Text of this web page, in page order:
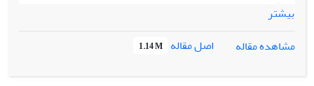
پنتاگرافن می­باشد. ،در ابتدا، با هدف اعتبارسنجی نتایج این
تحقیق ، خواص ساختاری و الکترونی پنتا گرافن در حالت بهینه
بررسی گردیده که نتایج حاصل تطابق خوبی با تحقیقات پیشین را
نشان می­دهد. بررسی خواص الکترونی پنتا گرافن تحت شرایط
کرنش فشاری، نشاندهنده تغییر گاف نوار انرژی از حالت غیر
بیشتر
مشاهده مقاله
اصل مقاله 1.14 M